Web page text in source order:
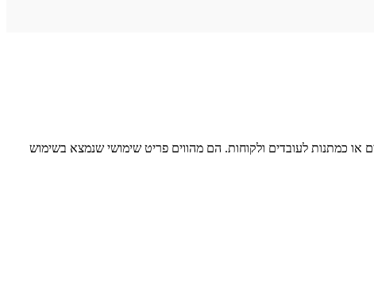
או כמתנות לעובדים ולקוחות. הם מהווים פריט שימושי שנמצא בשימוש